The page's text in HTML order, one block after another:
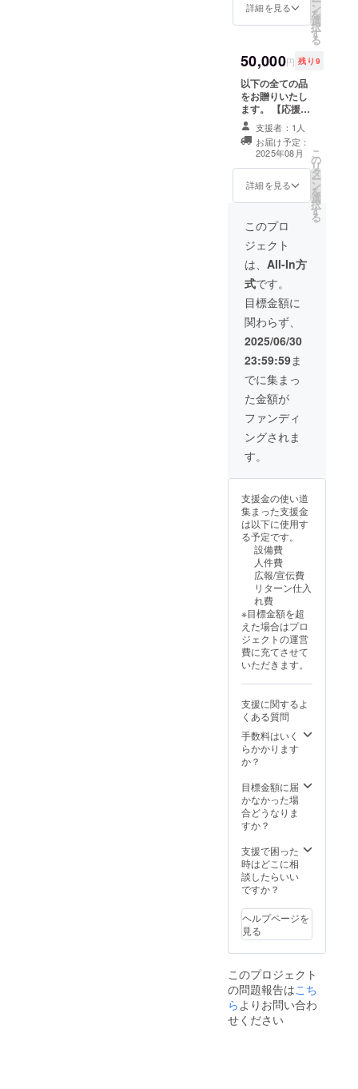
事前にメールに
て連絡させて頂
の際にご希望の
日をご指定 下
さい。よろしく
お願いします。
7,000円、
容になります。
詳細を見る ン
を
選
択
す
る
50,000円 残り9
以下の全ての品
をお贈りいたし
ます。 【応援プ
ラン①】※このリ
ターンは5,000円
のリターンと同
じ内容になりま
す。 神戸北野
パリ・ウィーク
シャツ ※フリー
サイズ。水色か
ピンク色の い
ずれかを風かお
るが選んでお贈
りさせて頂きま
す。 【応援プラ
ン②】※このリ
ターンは7,000円
のリターンと同
じ内容になりま
ＣＤ(各12曲収
録) ※４枚の中
から厳選して１
枚をお贈り致し
ますので お楽
しみに！ 【応援
プラン③】※この
リターンは
10,000円のリ
ターンと同じ内
容になります。
風かおる直筆
デザイン 神戸北
野パリ・ウィー
ク記念ロングス
カーフ(横80㎝×
縦180㎝) ※白
地と黒地の２色
あります。どち
らが届くかはお
楽しみに！ 【応
援プラン④】
「神戸北野パ
リ・ウィーク会
場入場２dayパ
スポート」 ・イ
ンドクラブ 7月
12日(土)、13日
(日) 入場料＋1
ドリンク ・ソ
ネ 7月12日
(土) 入場料＋1
北野美術館 7月
12日(土)、13日
(日) 入場料＋1
ドリンク ※「２
ト」について
は、イベント当
該日にお渡しさ
せていただきま
事前にメールに
て連絡させて頂
きますのでよろ
しくお願いしま
支援者：1人
お届け予定：
2025年08月
詳細を見る
こ
の
リ
タ
ー
ン
を
選
択
す
る
このプロ
ジェクト
は、 All-In方
式です。
目標金額に
関わらず、
2025/06/30
23:59:59ま
でに集まっ
た金額が
ファンディ
ングされま
す。
支援金の使い道
集まった支援金
は以下に使用す
る予定です。
設備費
人件費
広報/宣伝費
リターン仕入
れ費
※目標金額を超
えた場合はプロ
ジェクトの運営
費に充てさせて
いただきます。
支援に関するよ
くある質問
手数料はいく
らかかります
か？
目標金額に届
かなかった場
合どうなりま
すか？
支援で困った
時はどこに相
談したらいい
ですか？
ヘルプページを
見る
このプロジェクト
の問題報告はこち
ら よりお問い合わ
せください